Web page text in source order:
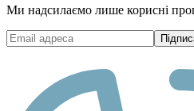
Ми надсилаємо лише корисні